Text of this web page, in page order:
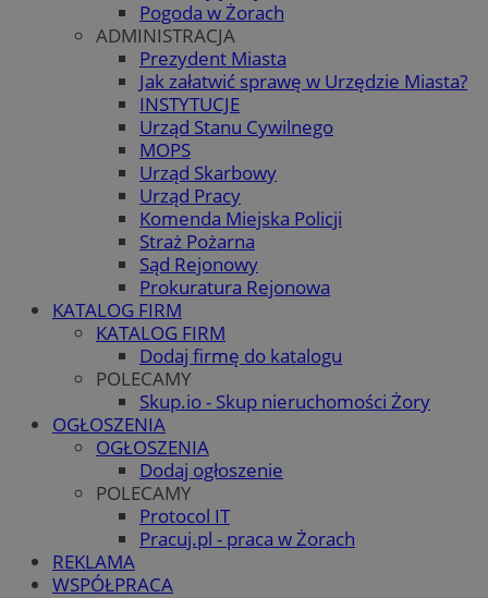
Pogoda w Żorach
ADMINISTRACJA
Prezydent Miasta
Jak załatwić sprawę w Urzędzie Miasta?
INSTYTUCJE
Urząd Stanu Cywilnego
MOPS
Urząd Skarbowy
Urząd Pracy
Komenda Miejska Policji
Straż Pożarna
Sąd Rejonowy
Prokuratura Rejonowa
KATALOG FIRM
KATALOG FIRM
Dodaj firmę do katalogu
POLECAMY
Skup.io - Skup nieruchomości Żory
OGŁOSZENIA
OGŁOSZENIA
Dodaj ogłoszenie
POLECAMY
Protocol IT
Pracuj.pl - praca w Żorach
REKLAMA
WSPÓŁPRACA